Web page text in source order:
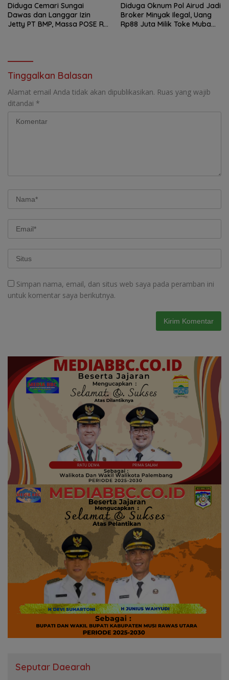
Diduga Cemari Sungai
Dawas dan Langgar Izin
Jetty PT BMP, Massa POSE RI
Diduga Oknum Pol Airud Jadi
Broker Minyak Ilegal, Uang
Rp88 Juta Milik Toke Muba
Tinggalkan Balasan
Alamat email Anda tidak akan dipublikasikan. Ruas yang wajib
ditandai *
Simpan nama, email, dan situs web saya pada peramban ini
untuk komentar saya berikutnya.
Seputar Daearah